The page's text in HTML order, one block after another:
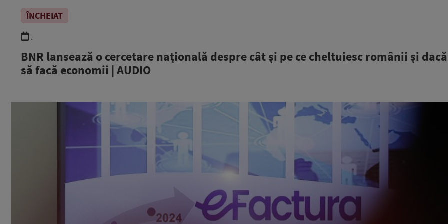
ÎNCHEIAT
.
BNR lansează o cercetare națională despre cât și pe ce cheltuiesc românii și
să facă economii | AUDIO